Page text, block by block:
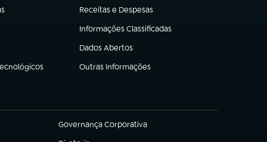
Receitas e Despesas
(abre em nova aba)
Informações Classificadas
(abre em nova aba)
Dados Abertos
(abre em nova aba)
Outras Informações
(abre em nova aba)
Governança Corporativa
(abre em nova aba)